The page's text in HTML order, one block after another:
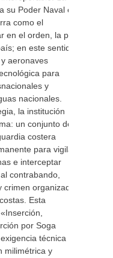
su Poder Naval en
como el
en el orden, la paz
en este sentido,
aeronaves
para
y
nacionales.
la institución
un conjunto de
costera
para vigilar
e interceptar
contrabando,
organizado
Esta
por Soga
técnica
milimétrica y